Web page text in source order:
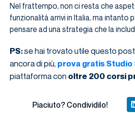
Nel frattempo, non ci resta che
funzionalità arrivi in Italia, ma intanto
pensare ad una strategia che la
PS:se hai trovato utile questo
ancora di più, prova gratis Studio
piattaforma con oltre 200 corsi
Piaciuto? Condividilo!